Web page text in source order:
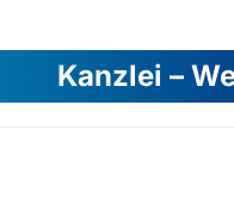
Kanzlei –